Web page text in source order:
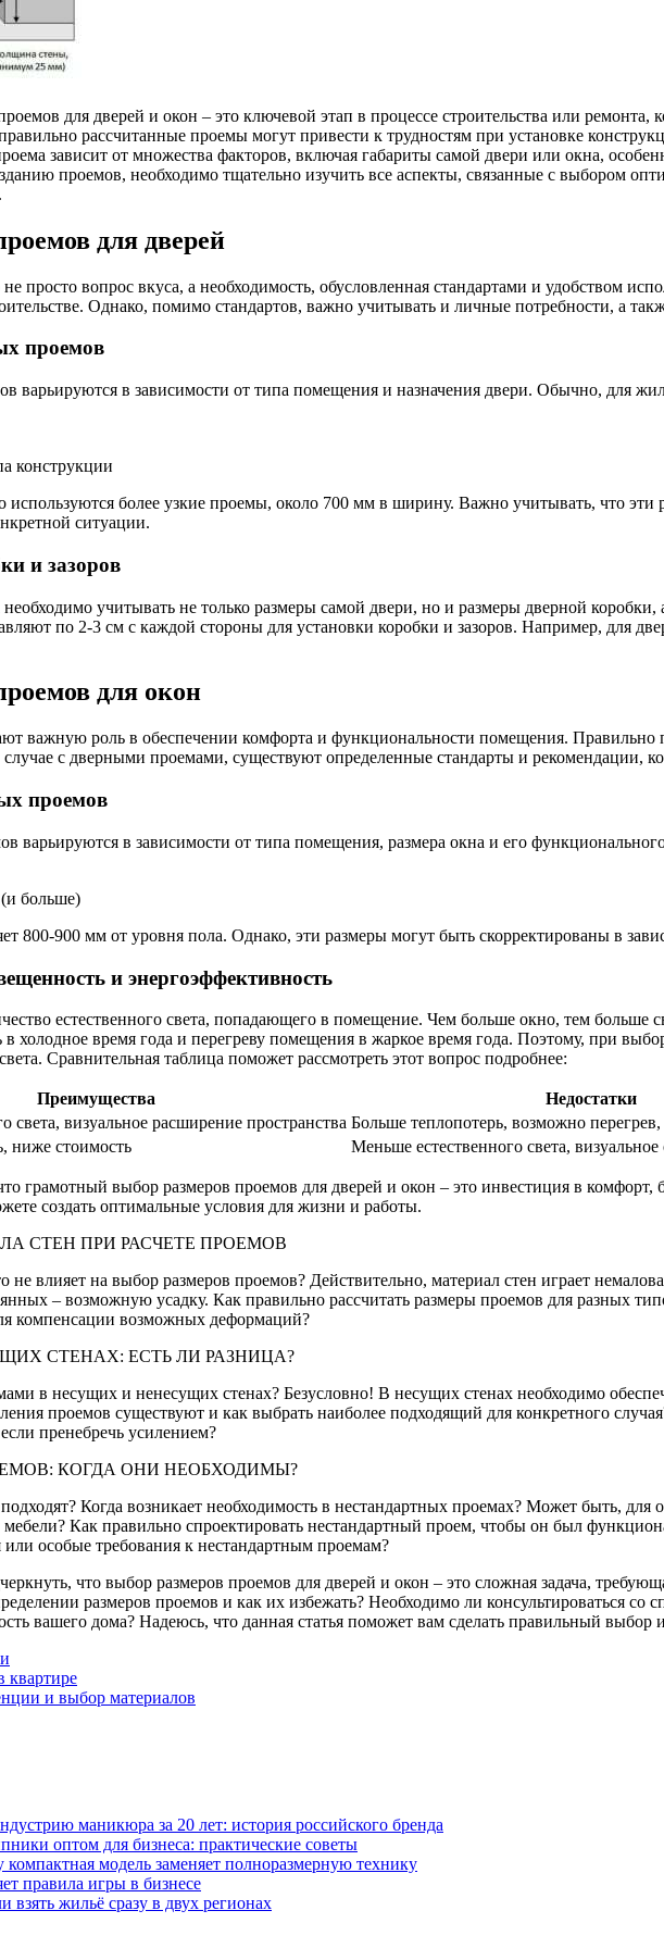
для дверей и окон – это ключевой этап в процессе строительства или
рассчитанные проемы могут привести к трудностям при установке
зависит от множества факторов, включая габариты самой двери или окна,
проемов, необходимо тщательно изучить все аспекты, связанные с выбором
для дверей
просто вопрос вкуса, а необходимость, обусловленная стандартами и удобством
Однако, помимо стандартов, важно учитывать и личные потребности, а
проемов
варьируются в зависимости от типа помещения и назначения двери. Обычно, для
конструкции
используются более узкие проемы, около 700 мм в ширину. Важно учитывать, что
ситуации.
и зазоров
учитывать не только размеры самой двери, но и размеры дверной
по 2-3 см с каждой стороны для установки коробки и зазоров. Например, для
для окон
важную роль в обеспечении комфорта и функциональности помещения.
с дверными проемами, существуют определенные стандарты и рекомендации,
проемов
варьируются в зависимости от типа помещения, размера окна и его
больше)
800-900 мм от уровня пола. Однако, эти размеры могут быть скорректированы в
и энергоэффективность
естественного света, попадающего в помещение. Чем больше окно, тем больше
холодное время года и перегреву помещения в жаркое время года. Поэтому, при
Сравнительная таблица поможет рассмотреть этот вопрос подробнее:
Преимущества
Недостатки
света, визуальное расширение пространства Больше теплопотерь, возможно
ниже стоимость Меньше естественного света,
грамотный выбор размеров проемов для дверей и окон – это инвестиция в комфорт,
создать оптимальные условия для жизни и работы.
СТЕН ПРИ РАСЧЕТЕ ПРОЕМОВ
не влияет на выбор размеров проемов? Действительно, материал стен играет
– возможную усадку. Как правильно рассчитать размеры проемов для разных
компенсации возможных деформаций?
СТЕНАХ: ЕСТЬ ЛИ РАЗНИЦА?
в несущих и ненесущих стенах? Безусловно! В несущих стенах необходимо
проемов существуют и как выбрать наиболее подходящий для конкретного
пренебречь усилением?
КОГДА ОНИ НЕОБХОДИМЫ?
Когда возникает необходимость в нестандартных проемах? Может быть,
Как правильно спроектировать нестандартный проем, чтобы он был
особые требования к нестандартным проемам?
что выбор размеров проемов для дверей и окон – это сложная задача,
размеров проемов и как их избежать? Необходимо ли консультироваться со
вашего дома? Надеюсь, что данная статья поможет вам сделать правильный
квартире
и выбор материалов
маникюра за 20 лет: история российского бренда
оптом для бизнеса: практические советы
модель заменяет полноразмерную технику
правила игры в бизнесе
жильё сразу в двух регионах